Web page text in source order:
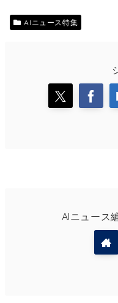
AIニュース特集
AIニュース